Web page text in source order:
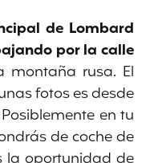
de Lombard
por la calle
montaña rusa. El
fotos es desde
en tu
de coche de